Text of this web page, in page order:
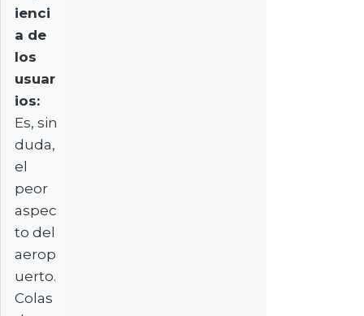
ienci
a de
los
usuar
ios:
Es, sin
duda,
el
peor
aspec
to del
aerop
uerto.
Colas